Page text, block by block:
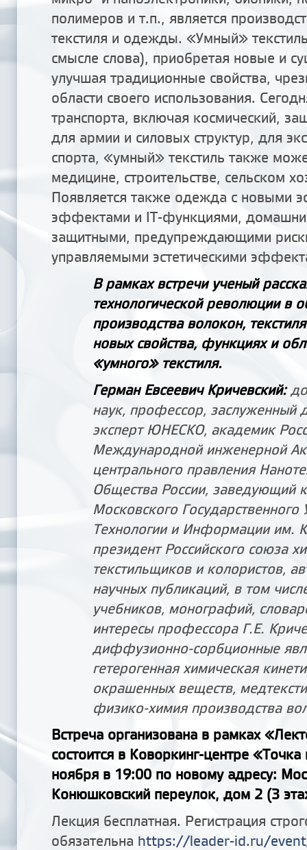
полимеров и т.п., является
текстиля и одежды. «Умный»
смысле слова), приобретая новые и
улучшая традиционные свойства,
области своего использования.
транспорта, включая космический,
для армии и силовых структур, для
спорта, «умный» текстиль также
медицине, строительстве, сельском
Появляется также одежда с новыми
эффектами и IT-функциями,
защитными, предупреждающими
управляемыми эстетическими
В рамках встречи ученый
технологической революции в
производства волокон,
новых свойства, функциях и
«умного» текстиля.
Герман Евсеевич Кричевский:
наук, профессор, заслуженный
эксперт ЮНЕСКО, академик
Международной инженерной
центрального правления
Общества России, заведующий
Московс­кого Государственного
Технологии и Информации им.
президент Рос­сийского союза
текстильщиков и колорис­тов,
научных публикаций, в том
учебников, монографий,
интересы профессора Г.Е.
диффузионно-сорбционные
гетерогенная химическая
окрашенных веществ,
физико-химия производства
Встреча организована в рамках
состоится в Коворкинг-центре
ноября в 19:00 по новому адресу:
Конюшковский переулок, дом 2 (3
Лекция бесплатная. Регистрация
обязательна https://leader-id.ru/